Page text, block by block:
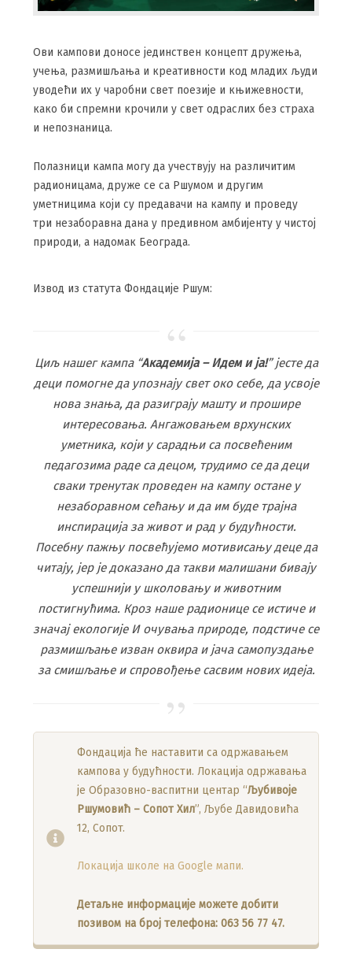
Ови кампови доносе јединствен концепт дружења,
учења, размишљања и креативности код младих људи
уводећи их у чаробни свет поезије и књижевности,
како би спремни крочили у свет одраслих без страха
и непознаница.
Полазници кампа могу да учествују на различитим
радионицама, друже се са Ршумом и другим
уметницима који су предавачи на кампу и проведу
три незаборавна дана у предивном амбијенту у чистој
природи, а надомак Београда.
Извод из статута Фондације Ршум:
Циљ нашег кампа “Академија – Идем и ја!” јесте да
деци помогне да упознају свет око себе, да усвоје
нова знања, да разиграју машту и прошире
интересовања. Ангажовањем врхунских
уметника, који у сарадњи са посвећеним
педагозима раде са децом, трудимо се да деци
сваки тренутак проведен на кампу остане у
незаборавном сећању и да им буде трајна
инспирација за живот и рад у будућности.
Посебну пажњу посвећујемо мотивисању деце да
читају, јер је доказано да такви малишани бивају
успешнији у школовању и животним
постигнућима. Кроз наше радионице се истиче и
значај екологије И очувања природе, подстиче се
размишљање изван оквира и јача самопуздање
за смишљање и спровођење сасвим нових идеја.
Фондација ће наставити са одржавањем
кампова у будућности. Локација одржавања
је Образовно-васпитни центар “Љубивоје
Ршумовић – Сопот Хил”, Љубе Давидовића
12, Сопот.
Локација школе на Google мапи.
Детаљне информације можете добити
позивом на број телефона: 063 56 77 47.